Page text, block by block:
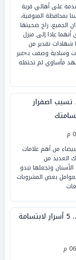
على أهالي قرية
بمحافظة المنوفية،
الجميع، راح ضحيتها
عادا إلى منزل
شهادات تقدير من
وسادية وصفت بـ«غير
مأساوي لم تحتمله
اصفرار
من أهم علامات
العديد من
وتجعلها تبدو
بعض المشروبات
يوم تنظيف الأسنان بالخيط.. 5 أسرار لابتسامة